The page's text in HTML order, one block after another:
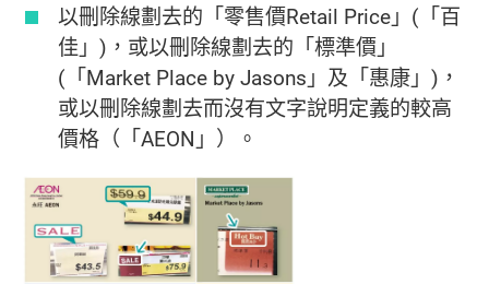
以刪除線劃去的「零售價Retail Price」(「百
佳」)，或以刪除線劃去的「標準價」
(「Market Place by Jasons」及「惠康」)，
或以刪除線劃去而沒有文字說明定義的較高
價格（「AEON」）。